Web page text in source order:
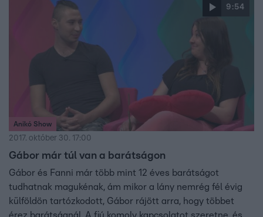
9:54
Anikó Show
2017. október 30. 17:00
Gábor már túl van a barátságon
Gábor és Fanni már több mint 12 éves barátságot
tudhatnak magukénak, ám mikor a lány nemrég fél évig
külföldön tartózkodott, Gábor rájött arra, hogy többet